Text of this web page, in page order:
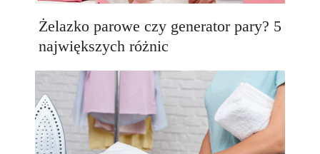
Żelazko parowe czy generator pary? 5
największych różnic